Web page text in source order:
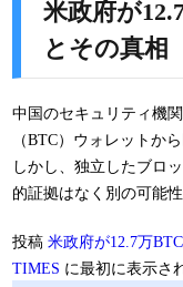
米政府が
とその真相
中国のセキュリティ機
（BTC）ウォレットか
しかし、独立したブロ
的証拠はなく別の可能
投稿 米政府が12.7万
TIMES に最初に表示さ